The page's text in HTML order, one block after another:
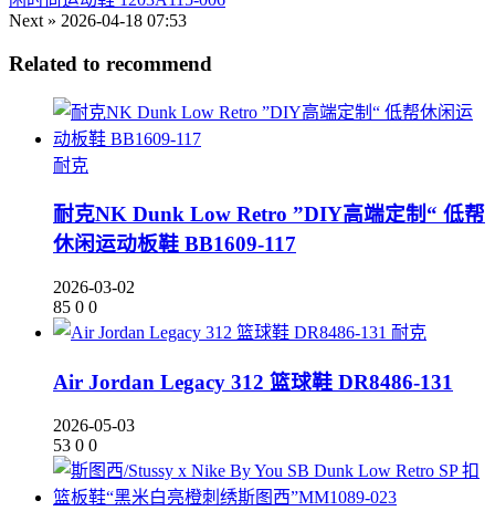
Next » 2026-04-18 07:53
Related to recommend
耐克
耐克NK Dunk Low Retro ”DIY高端定制“ 低帮
休闲运动板鞋 BB1609-117
2026-03-02
85 0 0
耐克
Air Jordan Legacy 312 篮球鞋 DR8486-131
2026-05-03
53 0 0